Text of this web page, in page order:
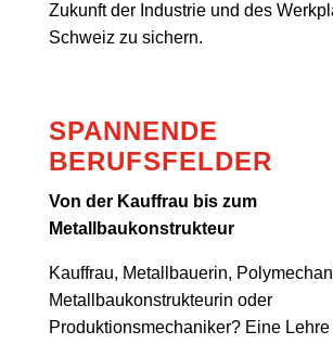
Zukunft der Industrie und des
Schweiz zu sichern.
SPANNENDE
BERUFSFELDER
Von der Kauffrau bis zum
Metallbaukonstrukteur
Kauffrau, Metallbauerin,
Metallbaukonstrukteurin oder
Produktionsmechaniker? Eine